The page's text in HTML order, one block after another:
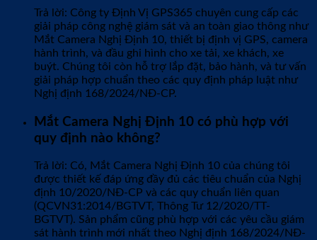
Trả lời: Công ty Định Vị GPS365 chuyên cung cấp các
giải pháp công nghệ giám sát và an toàn giao thông như
Mắt Camera Nghị Định 10, thiết bị định vị GPS, camera
hành trình, và đầu ghi hình cho xe tải, xe khách, xe
buýt. Chúng tôi còn hỗ trợ lắp đặt, bảo hành, và tư vấn
giải pháp hợp chuẩn theo các quy định pháp luật như
Nghị định 168/2024/NĐ-CP.
Mắt Camera Nghị Định 10 có phù hợp với
quy định nào không?
Trả lời: Có, Mắt Camera Nghị Định 10 của chúng tôi
được thiết kế đáp ứng đầy đủ các tiêu chuẩn của Nghị
định 10/2020/NĐ-CP và các quy chuẩn liên quan
(QCVN31:2014/BGTVT, Thông Tư 12/2020/TT-
BGTVT). Sản phẩm cũng phù hợp với các yêu cầu giám
sát hành trình mới nhất theo Nghị định 168/2024/NĐ-